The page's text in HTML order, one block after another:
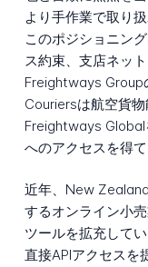
より手作業で取り
このポジショニン
ス約束、支店ネッ
Freightways
Couriersは航空貨物
Freightways Global
へのアクセスを得て
近年、New
するオンライン小
ツールを拡充して
直接APIアクセスを